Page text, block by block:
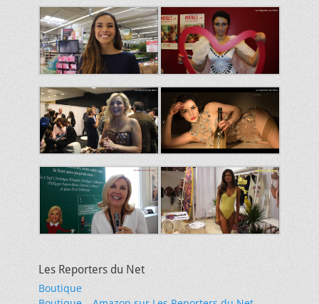
Les Reporters du Net
Boutique